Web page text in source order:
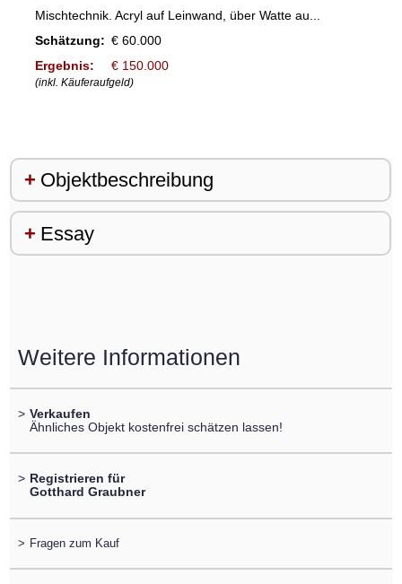
Mischtechnik. Acryl auf Leinwand, über Watte au...
Schätzung: € 60.000
Ergebnis:
€ 150.000
(inkl. Käuferaufgeld)
Objektbeschreibung
Essay
Weitere Informationen
> Verkaufen
Ähnliches Objekt kostenfrei schätzen lassen!
> Registrieren für
Gotthard Graubner
> Fragen zum Kauf